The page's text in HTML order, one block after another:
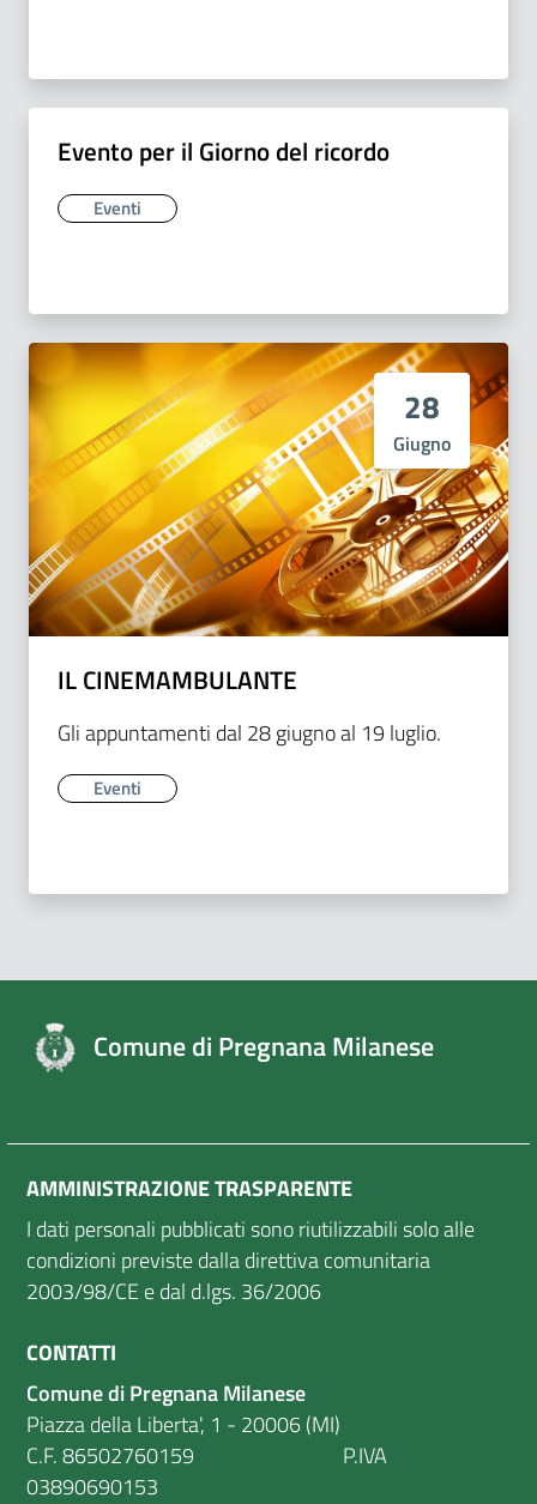
Evento per il Giorno del ricordo
Eventi
28
Giugno
IL CINEMAMBULANTE
Gli appuntamenti dal 28 giugno al 19 luglio.
Eventi
Comune di Pregnana Milanese
AMMINISTRAZIONE TRASPARENTE
I dati personali pubblicati sono riutilizzabili solo alle
condizioni previste dalla direttiva comunitaria
2003/98/CE e dal d.lgs. 36/2006
CONTATTI
Comune di Pregnana Milanese
Piazza della Liberta', 1 - 20006 (MI)
C.F. 86502760159 P.IVA
03890690153